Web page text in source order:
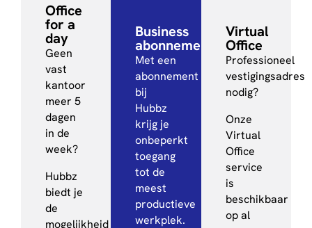
Office
for a
day
Geen
vast
kantoor
meer 5
dagen
in de
week?
Hubbz
biedt je
de
mogelijkheid
Business
abonnement
Met een
abonnement
bij
Hubbz
krijg je
onbeperkt
toegang
tot de
meest
productieve
werkplek.
Virtual
Office
Professioneel
vestigingsadres
nodig?
Onze
Virtual
Office
service
is
beschikbaar
op al